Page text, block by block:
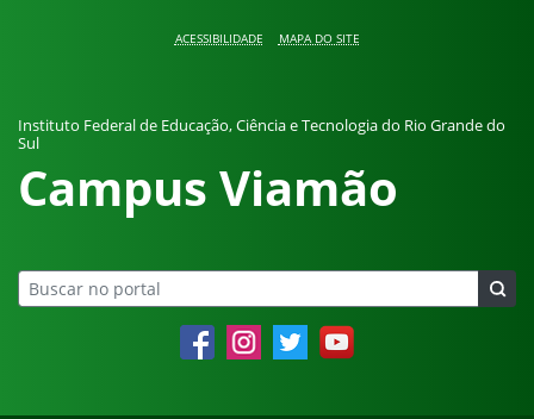
ACESSIBILIDADE MAPA DO SITE
Instituto Federal de Educação, Ciência e Tecnologia do Rio Grande do
Sul
Campus Viamão
FacebookInstagramTwitter YouTube